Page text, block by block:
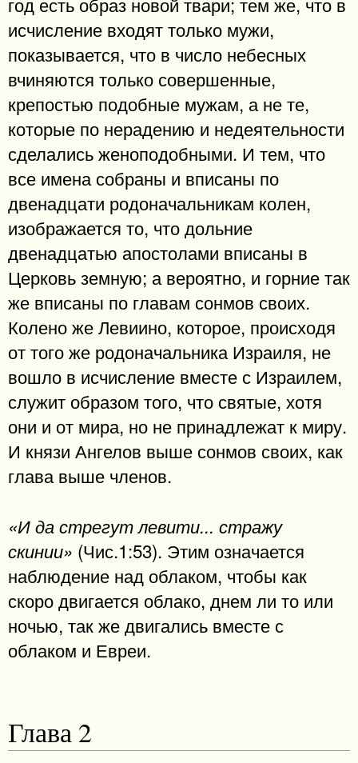
исчисление входят только мужи,
показывается, что в число небесных
вчиняются только совершенные,
крепостью подобные мужам, а не те,
которые по нерадению и недеятельности
сделались женоподобными. И тем, что
все имена собраны и вписаны по
двенадцати родоначальникам колен,
изображается то, что дольние
двенадцатью апостолами вписаны в
Церковь земную; а вероятно, и горние так
же вписаны по главам сонмов своих.
Колено же Левиино, которое, происходя
от того же родоначальника Израиля, не
вошло в исчисление вместе с Израилем,
служит образом того, что святые, хотя
они и от мира, но не принадлежат к миру.
И князи Ангелов выше сонмов своих, как
глава выше членов.
«И да стрегут левити... стражу
скинии» (Чис.1:53). Этим означается
наблюдение над облаком, чтобы как
скоро двигается облако, днем ли то или
ночью, так же двигались вместе с
облаком и Евреи.
Глава 2